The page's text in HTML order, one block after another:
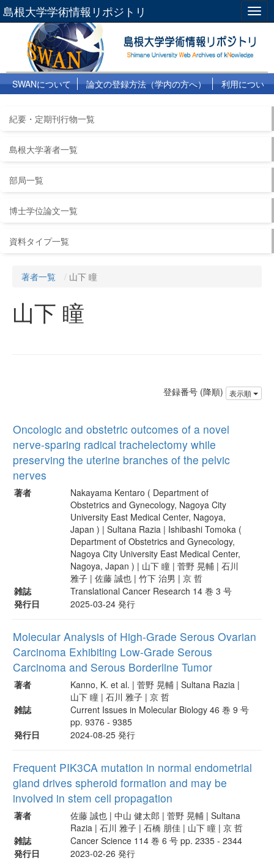
島根大学学術情報リポジトリ
SWANについて 論文の登録方法（学内の方へ）
利用につい
紀要・定期刊行物一覧
島根大学著者一覧
部局一覧
博士学位論文一覧
資料タイプ一覧
著者一覧 山下 瞳
山下 瞳
登録番号 (降順) 表示順
Oncologic and obstetric outcomes of a novel
nerve-sparing radical trachelectomy while
preserving the uterine branches of the pelvic
nerves
著者
Nakayama Kentaro ( Department of
Obstetrics and Gynecology, Nagoya City
University East Medical Center, Nagoya,
Japan ) | Sultana Razia | Ishibashi Tomoka (
Department of Obstetrics and Gynecology,
Nagoya City University East Medical Center,
Nagoya, Japan ) | 山下 瞳 | 菅野 晃輔 | 石川
雅子 | 佐藤 誠也 | 竹下 治男 | 京 哲
雑誌
Translational Cancer Research 14 巻 3 号
発行日
2025-03-24 発行
Molecular Analysis of High-Grade Serous Ovarian
Carcinoma Exhibiting Low-Grade Serous
Carcinoma and Serous Borderline Tumor
著者
Kanno, K. et al. | 菅野 晃輔 | Sultana Razia |
山下 瞳 | 石川 雅子 | 京 哲
雑誌
Current Issues in Molecular Biology 46 巻 9 号
pp. 9376 - 9385
発行日
2024-08-25 発行
Frequent PIK3CA mutation in normal endometrial
gland drives spheroid formation and may be
involved in stem cell propagation
著者
佐藤 誠也 | 中山 健太郎 | 菅野 晃輔 | Sultana
Razia | 石川 雅子 | 石橋 朋佳 | 山下 瞳 | 京 哲
雑誌
Cancer Science 114 巻 6 号 pp. 2335 - 2344
発行日
2023-02-26 発行